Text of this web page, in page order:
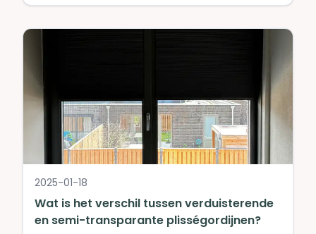
2025-01-18
Wat is het verschil tussen verduisterende
en semi-transparante plisségordijnen?